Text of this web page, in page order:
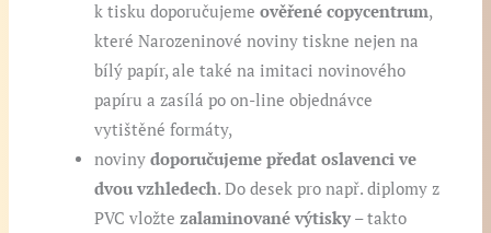
k tisku doporučujemeověřené copycentrum,
které Narozeninové noviny tiskne nejen na
bílý papír, ale také na imitaci novinového
papíru a zasílá po on-line objednávce
vytištěné formáty,
novinydoporučujeme předat oslavenci ve
dvou vzhledech. Do desek pro např. diplomy z
PVC vložtezalaminované výtisky – takto